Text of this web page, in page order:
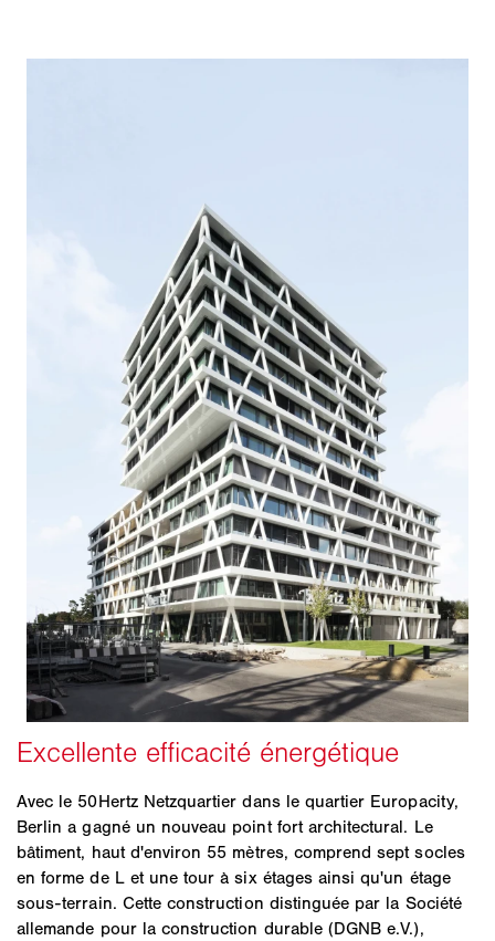
Avec le 50Hertz Netzquartier dans le quartier Europacity,
Berlin a gagné un nouveau point fort architectural. Le
bâtiment, haut d'environ 55 mètres, comprend sept socles
en forme de L et une tour à six étages ainsi qu'un étage
sous-terrain. Cette construction distinguée par la Société
allemande pour la construction durable (DGNB e.V.),